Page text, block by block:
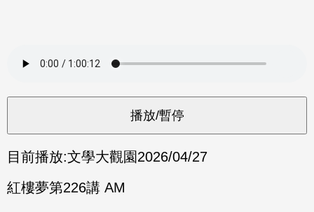
目前播放:文學大觀園2026/04/27
紅樓夢第226講 AM